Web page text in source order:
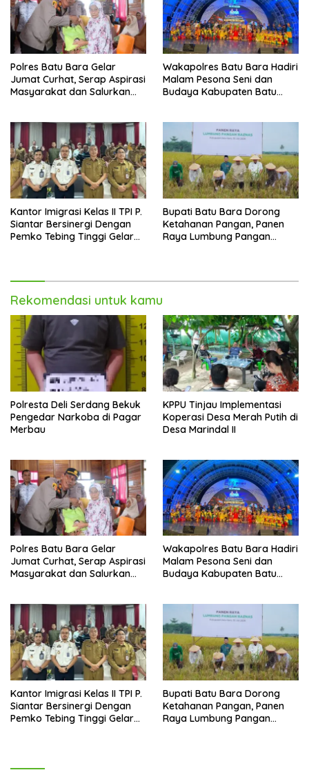
Polres Batu Bara Gelar
Jumat Curhat, Serap Aspirasi
Masyarakat dan Salurkan
Wakapolres Batu Bara Hadiri
Malam Pesona Seni dan
Budaya Kabupaten Batu
Kantor Imigrasi Kelas II TPI P.
Siantar Bersinergi Dengan
Pemko Tebing Tinggi Gelar
Bupati Batu Bara Dorong
Ketahanan Pangan, Panen
Raya Lumbung Pangan
Rekomendasi untuk kamu
Polresta Deli Serdang Bekuk
Pengedar Narkoba di Pagar
Merbau
KPPU Tinjau Implementasi
Koperasi Desa Merah Putih di
Desa Marindal II
Polres Batu Bara Gelar
Jumat Curhat, Serap Aspirasi
Masyarakat dan Salurkan
Wakapolres Batu Bara Hadiri
Malam Pesona Seni dan
Budaya Kabupaten Batu
Kantor Imigrasi Kelas II TPI P.
Siantar Bersinergi Dengan
Pemko Tebing Tinggi Gelar
Bupati Batu Bara Dorong
Ketahanan Pangan, Panen
Raya Lumbung Pangan